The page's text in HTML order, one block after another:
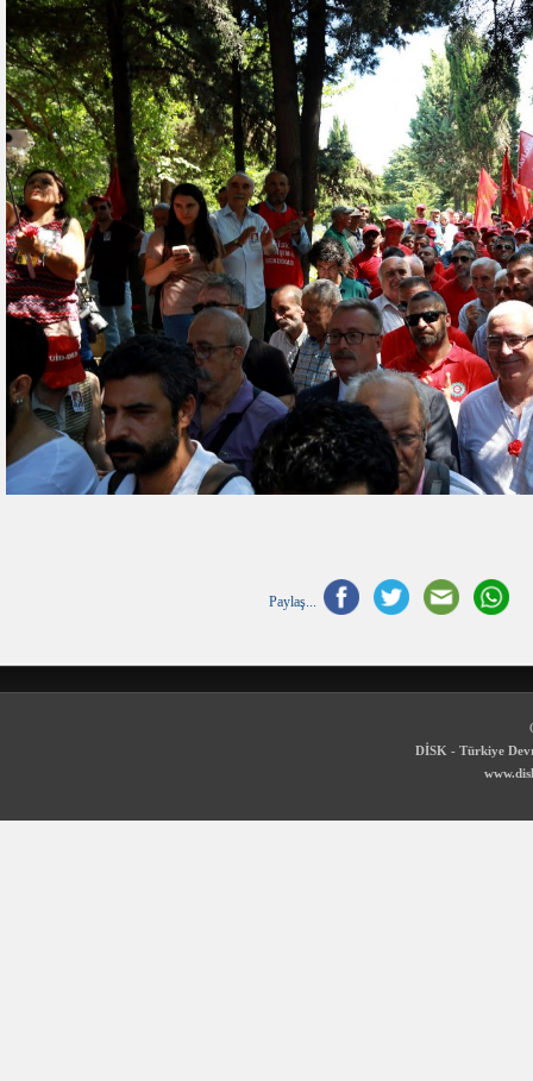
Paylaş...
DİSK - Türkiye